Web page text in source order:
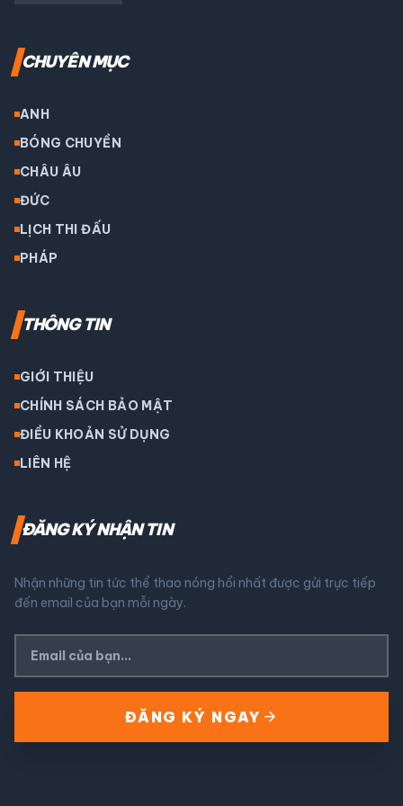
CHUYÊN MỤC
ANH
BÓNG CHUYỀN
CHÂU ÂU
ĐỨC
LỊCH THI ĐẤU
PHÁP
THÔNG TIN
GIỚI THIỆU
CHÍNH SÁCH BẢO MẬT
ĐIỀU KHOẢN SỬ DỤNG
LIÊN HỆ
ĐĂNG KÝ NHẬN TIN
Nhận những tin tức thể thao nóng hổi nhất được gửi trực tiếp
đến email của bạn mỗi ngày.
ĐĂNG KÝ NGAY arrow_forward